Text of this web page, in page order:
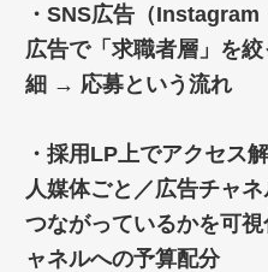
・SNS広告（
広告で「求職者層」を
細 → 応募という流れ
・採用LP上でアクセス
人媒体ごと／広告チャ
つながっているかを可
ャネルへの予算配分